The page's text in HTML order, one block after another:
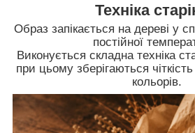
Техніка
Образ запікається на дереві у
постійної
Виконується складна техніка
при цьому зберігаються чіткість
кольорів.